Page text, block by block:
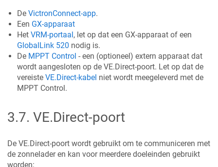
De VictronConnect-app.
Een GX-apparaat
Het VRM-portaal, let op dat een GX-apparaat of een
GlobalLink 520 nodig is.
De MPPT Control - een (optioneel) extern apparaat dat
wordt aangesloten op de VE.Direct-poort. Let op dat de
vereiste VE.Direct-kabel niet wordt meegeleverd met de
MPPT Control.
3.7. VE.Direct-poort
De VE.Direct-poort wordt gebruikt om te communiceren met
de zonnelader en kan voor meerdere doeleinden gebruikt
worden: